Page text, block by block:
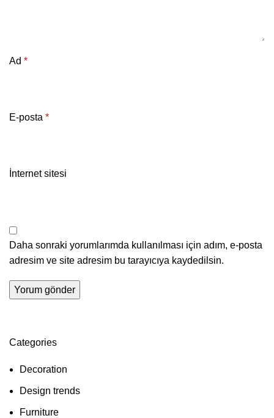
Ad *
E-posta *
İnternet sitesi
Daha sonraki yorumlarımda kullanılması için adım, e-posta
adresim ve site adresim bu tarayıcıya kaydedilsin.
Categories
Decoration
Design trends
Furniture